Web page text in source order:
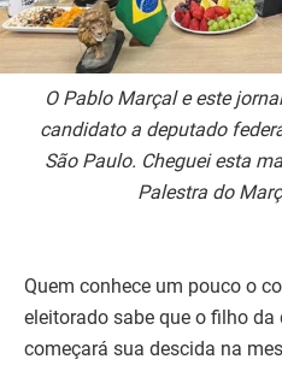
O Pablo Marçal e este
candidato a deputado
São Paulo. Cheguei esta
Palestra do
Quem conhece um pouco o
eleitorado sabe que o filho
começará sua descida na